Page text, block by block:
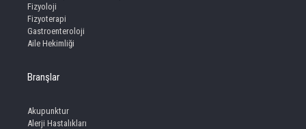
Fizyoloji
Fizyoterapi
Gastroenteroloji
Aile Hekimliği
Branşlar
Akupunktur
Alerji Hastalıkları